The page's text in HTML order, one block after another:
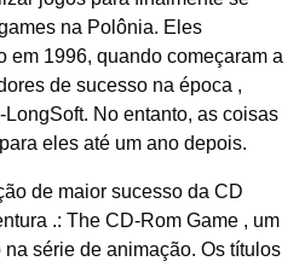
na Polônia. Eles
em 1996, quando começaram a
de sucesso na época ,
No entanto, as coisas
eles até um ano depois.
de maior sucesso da CD
.: The CD-Rom Game , um
série de animação. Os títulos